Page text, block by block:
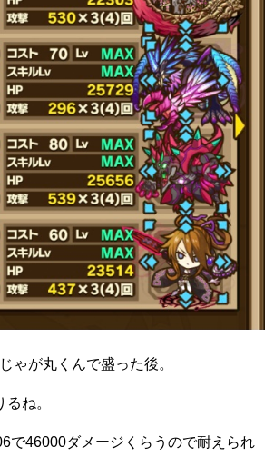
ゃが丸くんで盛った後。
ね。
で46000ダメージくらうので耐えられ